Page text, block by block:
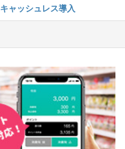
キャッシュレス導入